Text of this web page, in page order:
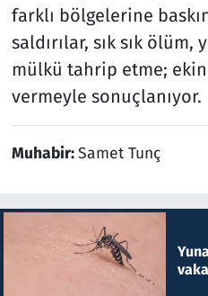
farklı bölgelerine
saldırılar, sık sık ölüm,
mülkü tahrip etme;
vermeyle sonuçlanıyor.
Muhabir:Samet Tunç